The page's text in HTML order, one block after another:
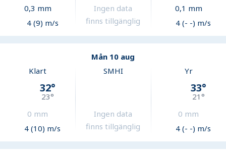
0,3 mm
4 (9) m/s
Ingen data
finns tillgänglig
0,1 mm
4 (- -) m/s
Mån 10 aug
Klart
32°
23°
0 mm
4 (10) m/s
SMHI
Ingen data
finns tillgänglig
Yr
33°
21°
0 mm
4 (- -) m/s